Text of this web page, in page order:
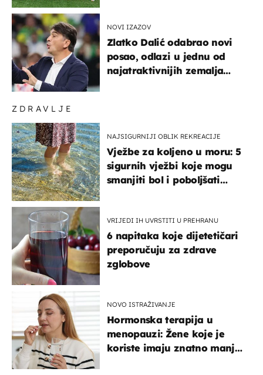
ZDRAVLJE
NAJSIGURNIJI OBLIK REKREACIJE
Vježbe za koljeno u moru: 5
sigurnih vježbi koje mogu
smanjiti bol i poboljšati
VRIJEDI IH UVRSTITI U PREHRANU
6 napitaka koje dijetetičari
preporučuju za zdrave
zglobove
NOVO ISTRAŽIVANJE
Hormonska terapija u
menopauzi: Žene koje je
koriste imaju znatno manji
NOVI IZAZOV
Zlatko Dalić odabrao novi
posao, odlazi u jednu od
najatraktivnijih zemalja